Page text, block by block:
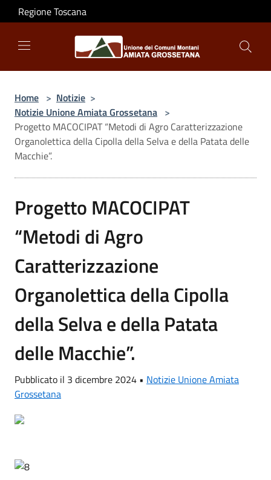
Salta al contenuto principale
Regione Toscana
Home > Notizie >
Notizie Unione Amiata Grossetana >
Progetto MACOCIPAT “Metodi di Agro Caratterizzazione
Organolettica della Cipolla della Selva e della Patata delle
Macchie”.
Progetto MACOCIPAT
“Metodi di Agro
Caratterizzazione
Organolettica della Cipolla
della Selva e della Patata
delle Macchie”.
Pubblicato il 3 dicembre 2024 • Notizie Unione Amiata
Grossetana